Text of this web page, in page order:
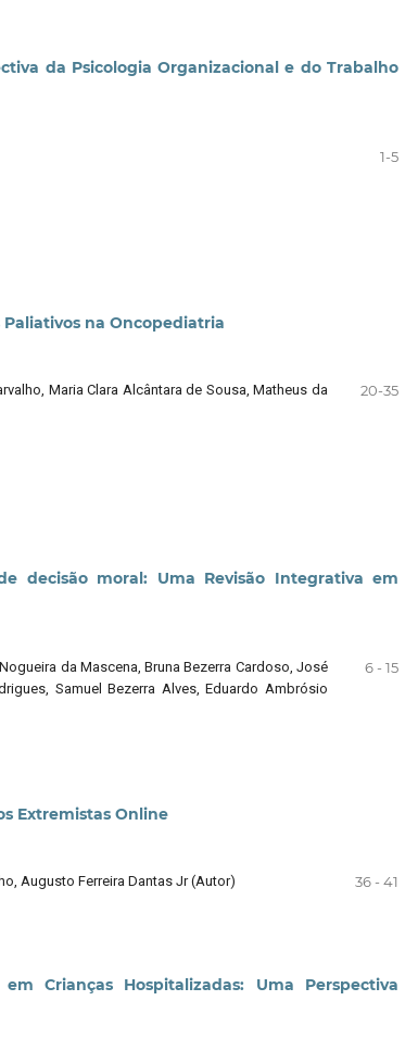
da Psicologia Organizacional e do Trabalho
1-5
na Oncopediatria
Maria Clara Alcântara de Sousa, Matheus da
20-35
decisão moral: Uma Revisão Integrativa em
da Mascena, Bruna Bezerra Cardoso, José
Samuel Bezerra Alves, Eduardo Ambrósio
6 - 15
Extremistas Online
Augusto Ferreira Dantas Jr (Autor) 36 - 41
Crianças Hospitalizadas: Uma Perspectiva